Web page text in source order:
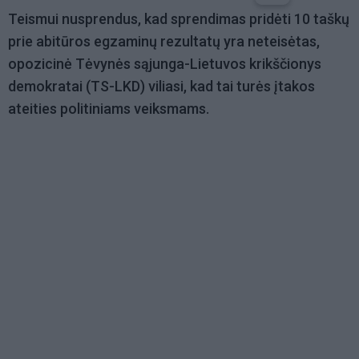
Teismui nusprendus, kad sprendimas pridėti 10 taškų
prie abitūros egzaminų rezultatų yra neteisėtas,
opozicinė Tėvynės sąjunga-Lietuvos krikščionys
demokratai (TS-LKD) viliasi, kad tai turės įtakos
ateities politiniams veiksmams.